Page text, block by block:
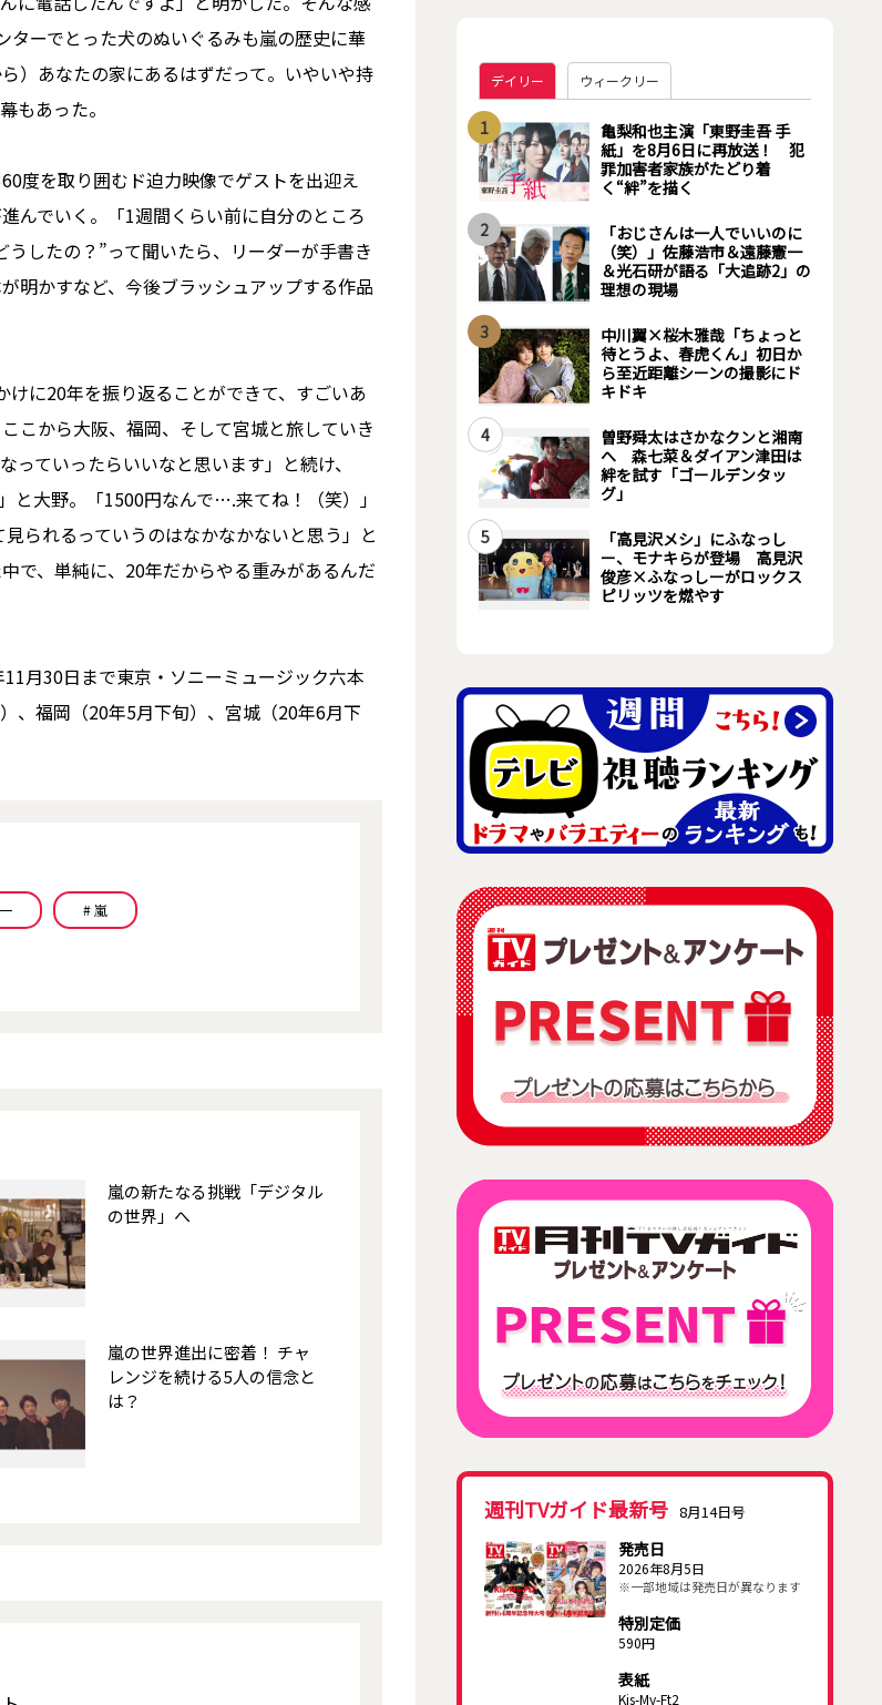
ーでとった犬のぬいぐるみも嵐の歴史に華
）あなたの家にあるはずだって。いやいや持
もあった。
度を取り囲むド迫力映像でゲストを出迎え
んでいく。「1週間くらい前に自分のところ
したの？”って聞いたら、リーダーが手書き
明かすなど、今後ブラッシュアップする作品
に20年を振り返ることができて、すごいあ
こから大阪、福岡、そして宮城と旅していき
ていったらいいなと思います」と続け、
と大野。「1500円なんで….来てね！（笑）」
られるっていうのはなかなかないと思う」と
で、単純に、20年だからやる重みがあるんだ
11月30日まで東京・ソニーミュージック六本
、福岡（20年5月下旬）、宮城（20年6月下
# 嵐
嵐の新たなる挑戦――「デジタル
の世界」へ
嵐の世界進出に密着！ チャ
レンジを続ける5人の信念と
は？
デイリー ウィークリー
1
亀梨和也主演「東野圭吾 手
紙」を8月6日に再放送！ 犯
罪加害者家族がたどり着
く“絆”を描く
2
「おじさんは一人でいいのに
（笑）」佐藤浩市＆遠藤憲一
＆光石研が語る「大追跡2」の
理想の現場
3
中川翼×桜木雅哉「ちょっと
待とうよ、春虎くん」初日か
ら至近距離シーンの撮影にド
キドキ
4
曽野舜太はさかなクンと湘南
へ 森七菜＆ダイアン津田は
絆を試す「ゴールデンタッ
グ」
5
「高見沢メシ」にふなっし
ー、モナキらが登場 高見沢
俊彦×ふなっしーがロックス
ピリッツを燃やす
週刊TVガイド最新号 8月14日号
発売日
2026年8月5日
※一部地域は発売日が異なります
特別定価
590円
表紙
Kis-My-Ft2